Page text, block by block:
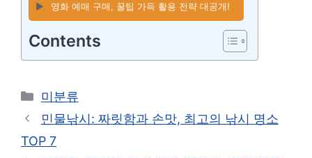
▶️ 영화 예매 구매, 꿀팁 가득 활용 전략 대공개!
Contents
카
테
리
미분류
민물낚시: 짜릿함과 손맛, 최고의 낚시 명소
TOP 7